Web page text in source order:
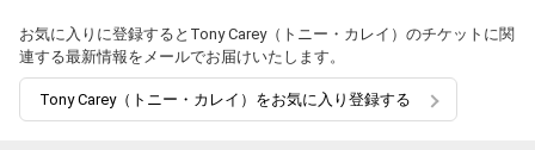
お気に入りに登録するとTony Carey（トニー・カレイ）のチケットに関
連する最新情報をメールでお届けいたします。
Tony Carey（トニー・カレイ）をお気に入り登録する